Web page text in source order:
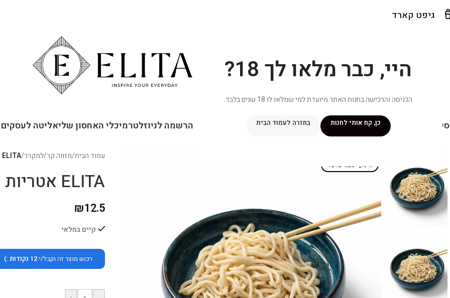
היי, כבר מלאו לך 18?
הכניסה והרכישה בחנות האתר מיועדת למי שמלאו לו 18 שנים בלבד.
כן, קח אותי לחנות בחזרה לעמוד הבית
גיפט קארד
שלי מתכוניםמנוי ״אליטה פלוס״חנותפרסומים במדיה הרשמה לניוזלטרמיכלי האחסון שליאליטה לעסקים
איסוף עצמי בלבד
עמוד הבית/מזווה קר/למקרר/ELITA אטריות אודון של מסעדות
ELITA אטריות אודון של מסעדות
₪12.5
קיים במלאי
רכוש מוצר זה וקבל/י12 נקודות :)